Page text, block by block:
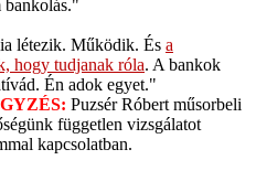
bankolás."
létezik. Működik. És a
hogy tudjanak róla. A bankok
Én adok egyet."
Puzsér Róbert műsorbeli
független vizsgálatot
kapcsolatban.